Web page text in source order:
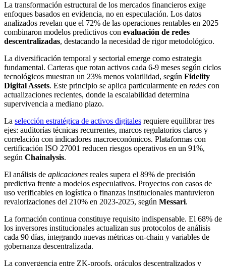
La transformación estructural de los mercados financieros exige
enfoques basados en evidencia, no en especulación. Los datos
analizados revelan que el 72% de las operaciones rentables en 2025
combinaron modelos predictivos con evaluación de redes
descentralizadas, destacando la necesidad de rigor metodológico.
La diversificación temporal y sectorial emerge como estrategia
fundamental. Carteras que rotan activos cada 6-9 meses según ciclos
tecnológicos muestran un 23% menos volatilidad, según Fidelity
Digital Assets. Este principio se aplica particularmente en redes con
actualizaciones recientes, donde la escalabilidad determina
supervivencia a mediano plazo.
La selección estratégica de activos digitales requiere equilibrar tres
ejes: auditorías técnicas recurrentes, marcos regulatorios claros y
correlación con indicadores macroeconómicos. Plataformas con
certificación ISO 27001 reducen riesgos operativos en un 91%,
según Chainalysis.
El análisis de aplicaciones reales supera el 89% de precisión
predictiva frente a modelos especulativos. Proyectos con casos de
uso verificables en logística o finanzas institucionales mantuvieron
revalorizaciones del 210% en 2023-2025, según Messari.
La formación continua constituye requisito indispensable. El 68% de
los inversores institucionales actualizan sus protocolos de análisis
cada 90 días, integrando nuevas métricas on-chain y variables de
gobernanza descentralizada.
La convergencia entre ZK-proofs, oráculos descentralizados y